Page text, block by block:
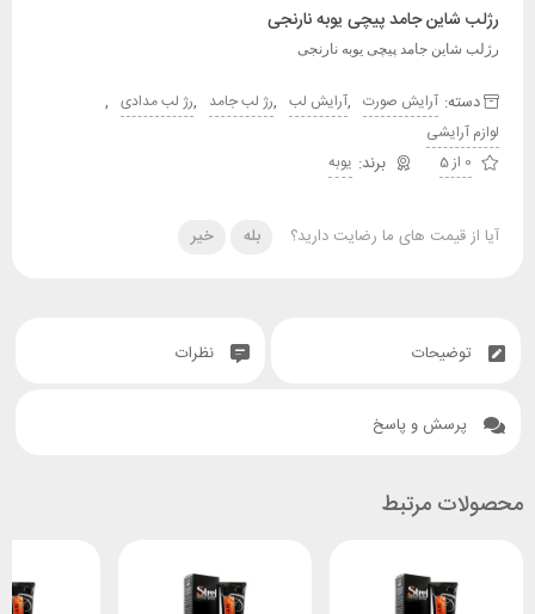
رژلب شاین جامد پیچی یوبه نارنجی
رژلب شاین جامد پیچی یوبه نارنجی
دسته: آرایش صورت ,آرایش لب ,رژ لب جامد ,رژ لب مدادی ,
لوازم آرایشی
0 از 5
یوبه
آیا از قیمت های ما رضایت دارید؟ بله خیر
توضیحات نظرات
پرسش و پاسخ
محصولات مرتبط